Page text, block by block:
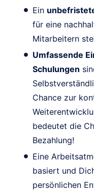
Ein
für eine
Mitarbeitern
Umfassende
Schulungen
Chance zur
bedeutet die
Bezahlung!
Eine
basiert und
persönlichen